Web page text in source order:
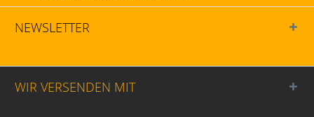
NEWSLETTER
WIR VERSENDEN MIT